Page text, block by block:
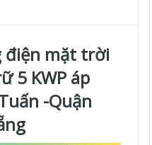
điện mặt trời
5 KWP áp
-Quận